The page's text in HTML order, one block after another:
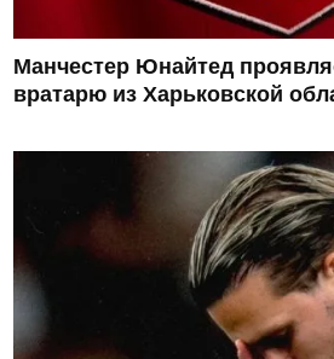
Манчестер Юнайтед
вратарю из Харьковской